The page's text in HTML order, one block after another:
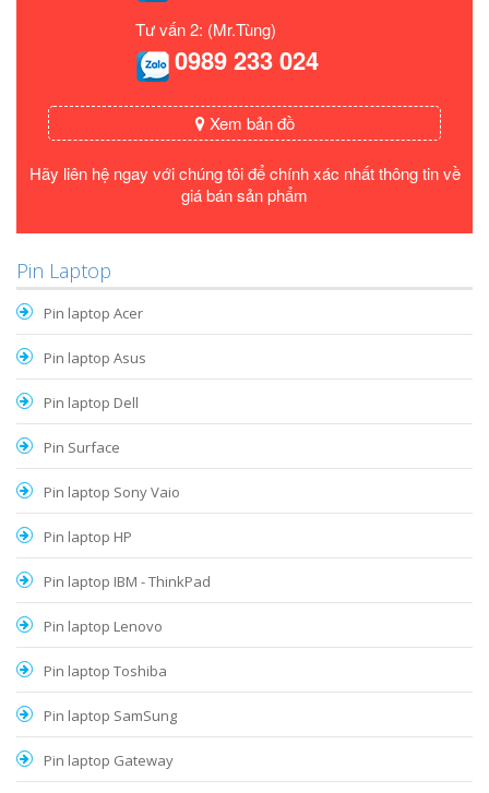
Tư vấn 2: (Mr.Tùng)
0989 233 024
Xem bản đồ
Hãy liên hệ ngay với chúng tôi để chính xác nhất thông tin về
giá bán sản phẩm
Pin Laptop
Pin laptop Acer
Pin laptop Asus
Pin laptop Dell
Pin Surface
Pin laptop Sony Vaio
Pin laptop HP
Pin laptop IBM - ThinkPad
Pin laptop Lenovo
Pin laptop Toshiba
Pin laptop SamSung
Pin laptop Gateway